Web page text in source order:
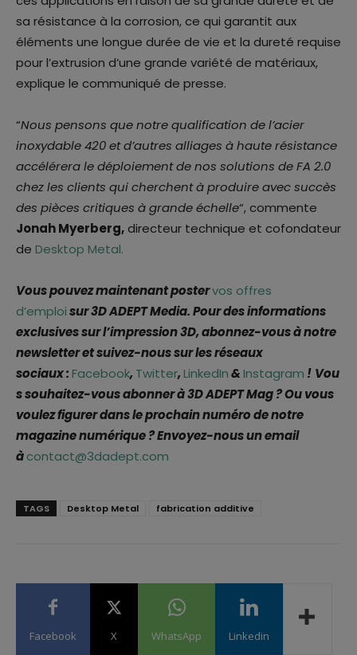
sa résistance à la corrosion, ce qui garantit aux
éléments une longue durée de vie et la dureté requise
pour l’extrusion d’une grande variété de matériaux,
explique le communiqué de presse.
“Nous pensons que notre qualification de l’acier
inoxydable 420 et d’autres alliages à haute résistance
accélérera le déploiement de nos solutions de FA 2.0
chez les clients qui cherchent à produire avec succès
des pièces critiques à grande échelle“, commente
Jonah Myerberg,directeur technique et cofondateur
de Desktop Metal.
Vous pouvez maintenant postervos offres
d’emploisur 3D ADEPT Media. Pour des informations
exclusives sur l’impression 3D, abonnez-vous à notre
newsletter et suivez-nous sur les réseaux
sociaux :Facebook,Twitter,LinkedIn&Instagram ! Vou
s souhaitez-vous abonner à 3D ADEPT Mag ? Ou vous
voulez figurer dans le prochain numéro de notre
magazine numérique ? Envoyez-nous un email
àcontact@3dadept.com
TAGS Desktop Metal fabrication additive
Facebook X WhatsApp Linkedin